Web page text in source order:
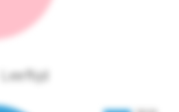
Leeftijd